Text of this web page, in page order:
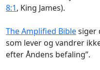
8:1, King James).
The Amplified Biblesiger
som lever og vandrer
efter Åndens befaling”.